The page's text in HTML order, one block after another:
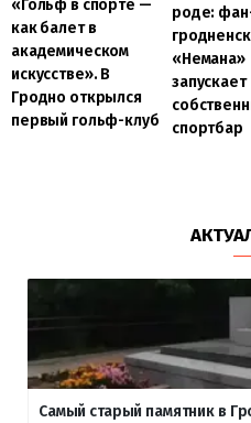
«Гольф в спорте —
как балет в
академическом
искусстве». В
Гродно открылся
первый гольф-клуб
роде:
«Немана»
запускает
спортбар
Самый старый памятник в